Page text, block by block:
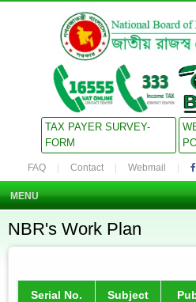
TAX PAYER SURVEY-
FORM
FAQ Contact Webmail
MENU
NBR's Work Plan
Serial No. Subject